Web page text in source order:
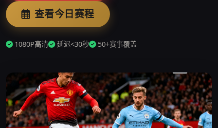
查看今日赛程
1080P高清 延迟<30秒 50+赛事覆盖